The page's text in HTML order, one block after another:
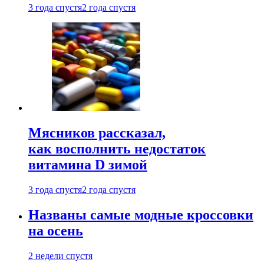
3 года спустя2 года спустя
Мясников рассказал,
как восполнить недостаток
витамина D зимой
3 года спустя2 года спустя
Названы самые модные кроссовки
на осень
2 недели спустя